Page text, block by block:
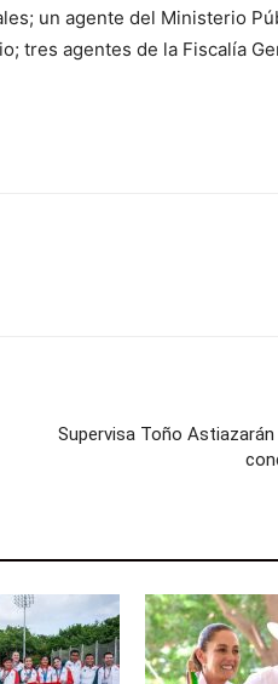
un agente del Ministerio
tres agentes de la Fiscalía
Supervisa Toño